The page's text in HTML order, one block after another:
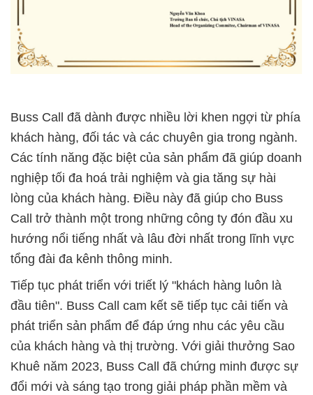
Buss Call đã dành được nhiều lời khen ngợi từ phía
khách hàng, đối tác và các chuyên gia trong ngành.
Các tính năng đặc biệt của sản phẩm đã giúp doanh
nghiệp tối đa hoá trải nghiệm và gia tăng sự hài
lòng của khách hàng. Điều này đã giúp cho Buss
Call trở thành một trong những công ty đón đầu xu
hướng nổi tiếng nhất và lâu đời nhất trong lĩnh vực
tổng đài đa kênh thông minh.
Tiếp tục phát triển với triết lý "khách hàng luôn là
đầu tiên". Buss Call cam kết sẽ tiếp tục cải tiến và
phát triển sản phẩm để đáp ứng nhu các yêu cầu
của khách hàng và thị trường. Với giải thưởng Sao
Khuê năm 2023, Buss Call đã chứng minh được sự
đổi mới và sáng tạo trong giải pháp phần mềm và